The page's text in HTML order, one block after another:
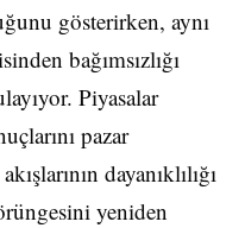
gösterirken, aynı
bağımsızlığı
Piyasalar
pazar
dayanıklılığı
yeniden